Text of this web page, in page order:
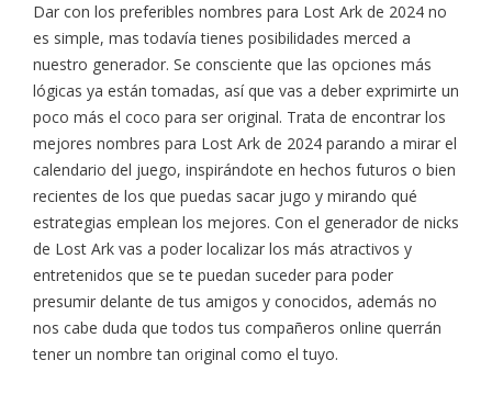
Dar con los preferibles nombres para Lost Ark de 2024 no
es simple, mas todavía tienes posibilidades merced a
nuestro generador. Se consciente que las opciones más
lógicas ya están tomadas, así que vas a deber exprimirte un
poco más el coco para ser original. Trata de encontrar los
mejores nombres para Lost Ark de 2024 parando a mirar el
calendario del juego, inspirándote en hechos futuros o bien
recientes de los que puedas sacar jugo y mirando qué
estrategias emplean los mejores. Con el generador de nicks
de Lost Ark vas a poder localizar los más atractivos y
entretenidos que se te puedan suceder para poder
presumir delante de tus amigos y conocidos, además no
nos cabe duda que todos tus compañeros online querrán
tener un nombre tan original como el tuyo.